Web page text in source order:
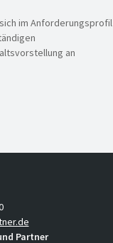
im Anforderungsprofil
an
Partner